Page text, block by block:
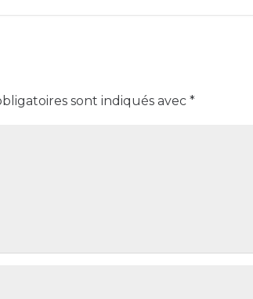
sont indiqués avec *